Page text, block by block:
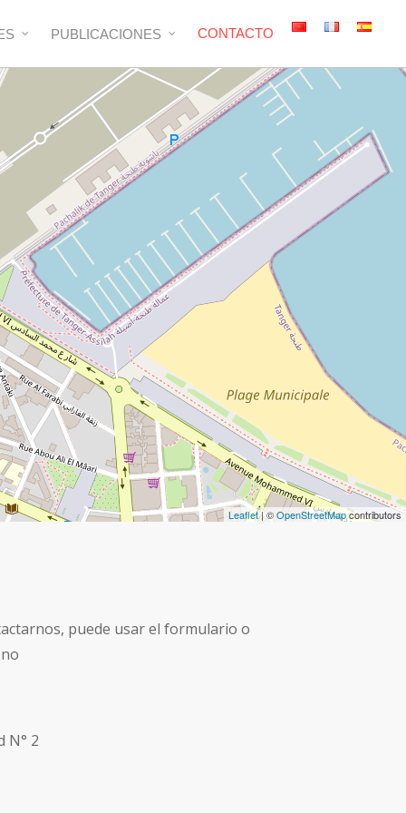
PUBLICACIONES CONTACTO
Leaflet| ©OpenStreetMapcontributors
puede usar el formulario o
N° 2